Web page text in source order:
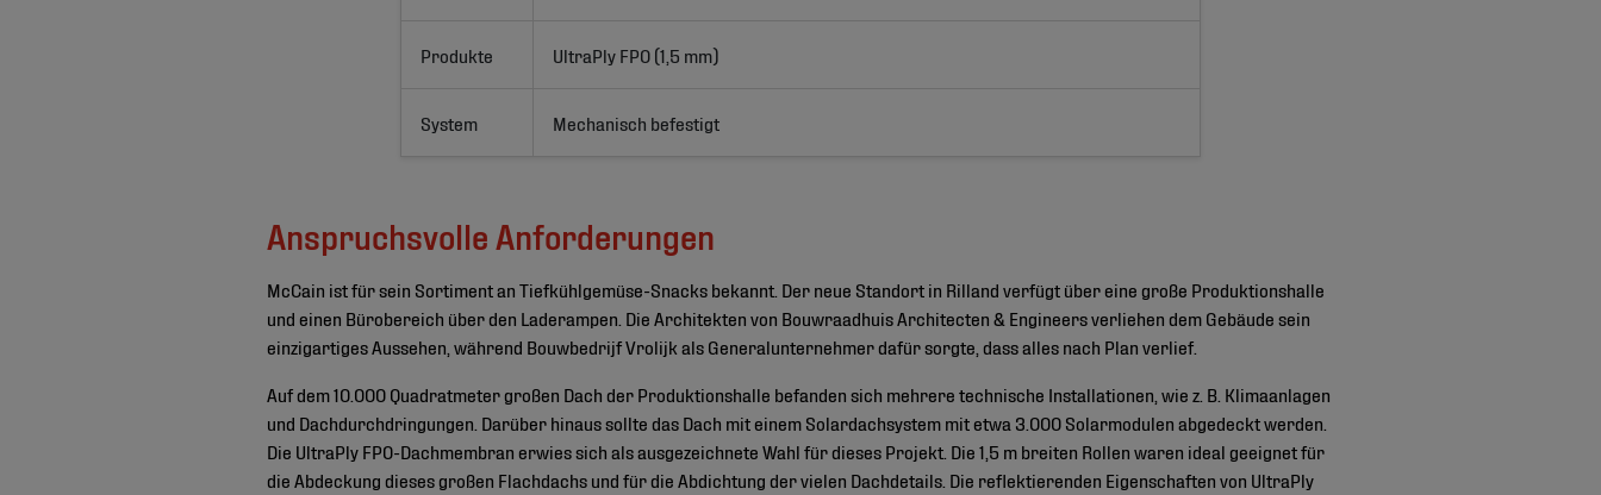
Produkte UltraPly FPO (1,5 mm)
System Mechanisch befestigt
Anspruchsvolle Anforderungen
McCain ist für sein Sortiment an Tiefkühlgemüse-Snacks bekannt. Der neue Standort in Rilland verfügt über eine große Produktionshalle
und einen Bürobereich über den Laderampen. Die Architekten von Bouwraadhuis Architecten & Engineers verliehen dem Gebäude sein
einzigartiges Aussehen, während Bouwbedrijf Vrolijk als Generalunternehmer dafür sorgte, dass alles nach Plan verlief.
Auf dem 10.000 Quadratmeter großen Dach der Produktionshalle befanden sich mehrere technische Installationen, wie z. B. Klimaanlagen
und Dachdurchdringungen. Darüber hinaus sollte das Dach mit einem Solardachsystem mit etwa 3.000 Solarmodulen abgedeckt werden.
Die UltraPly FPO-Dachmembran erwies sich als ausgezeichnete Wahl für dieses Projekt. Die 1,5 m breiten Rollen waren ideal geeignet für
die Abdeckung dieses großen Flachdachs und für die Abdichtung der vielen Dachdetails. Die reflektierenden Eigenschaften von UltraPly